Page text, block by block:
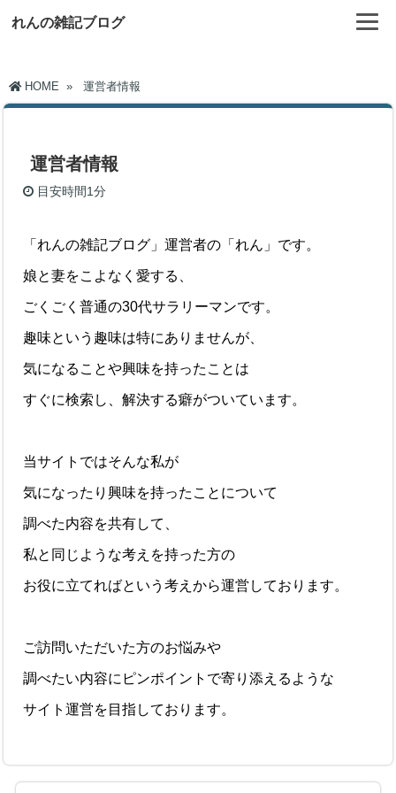
れんの雑記ブログ
HOME » 運営者情報
運営者情報
目安時間1分
「れんの雑記ブログ」運営者の「れん」です。
娘と妻をこよなく愛する、
ごくごく普通の30代サラリーマンです。
趣味という趣味は特にありませんが、
気になることや興味を持ったことは
すぐに検索し、解決する癖がついています。
当サイトではそんな私が
気になったり興味を持ったことについて
調べた内容を共有して、
私と同じような考えを持った方の
お役に立てればという考えから運営しております。
ご訪問いただいた方のお悩みや
調べたい内容にピンポイントで寄り添えるような
サイト運営を目指しております。